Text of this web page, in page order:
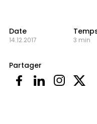
Date
14.12.2017 3 min
Partager